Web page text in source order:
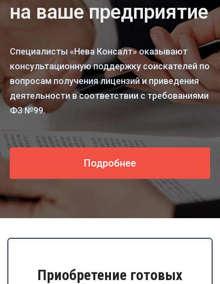
на ваше предприятие
Специалисты «Нева Консалт» оказывают
консультационную поддержку соискателей по
вопросам получения лицензий и приведения
деятельности в соответствии с требованиями
ФЗ №99.
Подробнее
Приобретение готовых